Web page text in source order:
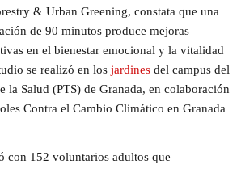
& Urban Greening, constata que una
de 90 minutos produce mejoras
en el bienestar emocional y la vitalidad
se realizó en los jardines del campus del
la Salud (PTS) de Granada, en colaboración
Contra el Cambio Climático en Granada
con 152 voluntarios adultos que